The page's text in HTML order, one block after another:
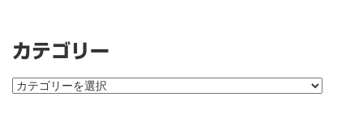
カテゴリー
カ